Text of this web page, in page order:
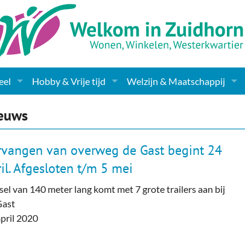
informatie
Dorpen
Woningaanbod
& Redactioneel
pagina
Hobby & Vrije tijd
Kunst
Muziek
Toerisme & Musea
Welzijn & Maatschappij
Gezondheid & Zorg
Kinderopvang
van overweg de Gast begint 24
Afgesloten t/m 5 mei
van 140 meter lang komt met 7 grote trailers aan bij
2020